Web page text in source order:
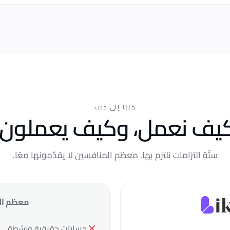
جنبًا إلى جنب
نعمل، وكيف
ستّة التزامات نلتزم بها. معظم المنافسين لا يقدّمونها معًا.
معظم